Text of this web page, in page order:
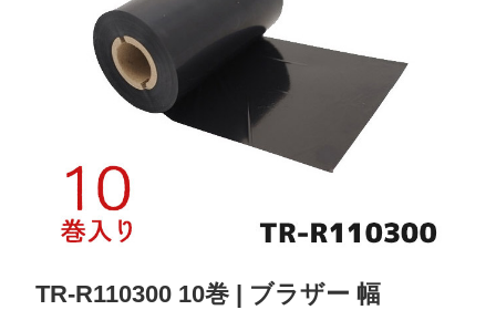
TR-R110300 10巻 | ブラザー 幅